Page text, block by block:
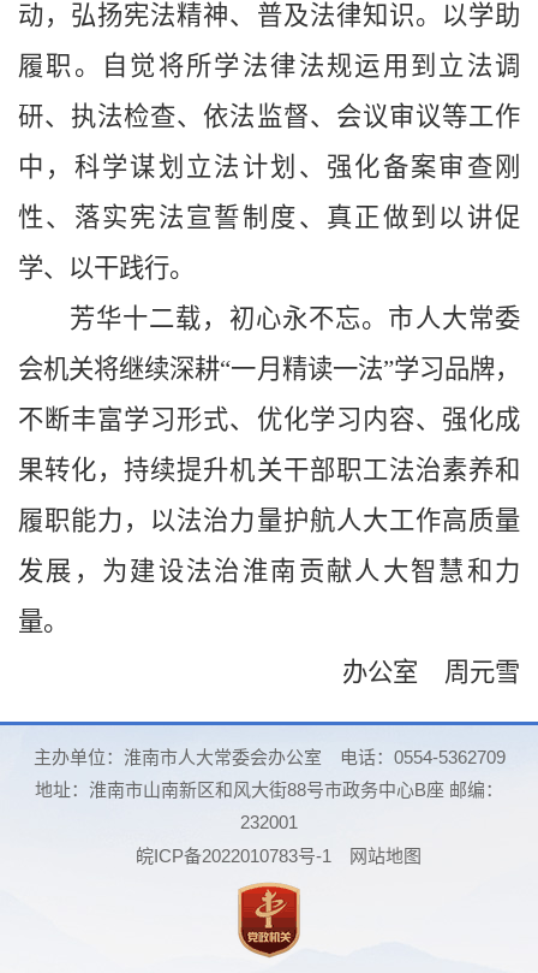
动，弘扬宪法精神、普及法律知识。以学助
履职。自觉将所学法律法规运用到立法调
研、执法检查、依法监督、会议审议等工作
中，科学谋划立法计划、强化备案审查刚
性、落实宪法宣誓制度、真正做到以讲促
学、以干践行。
芳华十二载，初心永不忘。市人大常委
会机关将继续深耕“一月精读一法”学习品牌，
不断丰富学习形式、优化学习内容、强化成
果转化，持续提升机关干部职工法治素养和
履职能力，以法治力量护航人大工作高质量
发展，为建设法治淮南贡献人大智慧和力
量。
办公室 周元雪
主办单位：淮南市人大常委会办公室
电话：0554-5362709
地址：淮南市山南新区和风大街88号市政务中心B座 邮编：
232001
皖ICP备2022010783号-1
网站地图